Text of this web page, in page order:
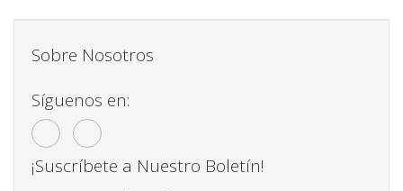
Sobre Nosotros
Síguenos en:
¡Suscríbete a Nuestro Boletín!